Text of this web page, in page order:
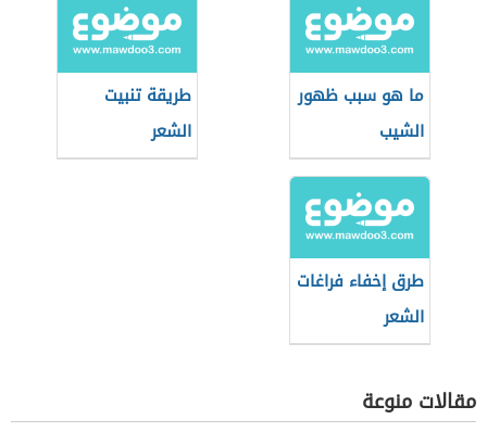
ما هو سبب ظهور
الشيب
طريقة تنبيت
الشعر
طرق إخفاء فراغات
الشعر
مقالات منوعة